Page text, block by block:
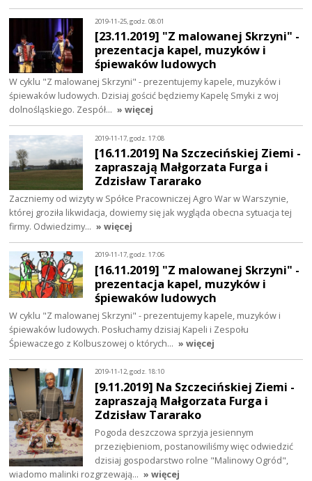
2019-11-25, godz. 08:01
[23.11.2019] "Z malowanej Skrzyni" -
prezentacja kapel, muzyków i
śpiewaków ludowych
W cyklu "Z malowanej Skrzyni" - prezentujemy kapele, muzyków i
śpiewaków ludowych. Dzisiaj gościć będziemy Kapelę Smyki z woj
dolnośląskiego. Zespół… » więcej
2019-11-17, godz. 17:08
[16.11.2019] Na Szczecińskiej Ziemi -
zapraszają Małgorzata Furga i
Zdzisław Tararako
Zaczniemy od wizyty w Spółce Pracowniczej Agro War w Warszynie,
której groziła likwidacja, dowiemy się jak wygląda obecna sytuacja tej
firmy. Odwiedzimy… » więcej
2019-11-17, godz. 17:06
[16.11.2019] "Z malowanej Skrzyni" -
prezentacja kapel, muzyków i
śpiewaków ludowych
W cyklu "Z malowanej Skrzyni" - prezentujemy kapele, muzyków i
śpiewaków ludowych. Posłuchamy dzisiaj Kapeli i Zespołu
Śpiewaczego z Kolbuszowej o których… » więcej
2019-11-12, godz. 18:10
[9.11.2019] Na Szczecińskiej Ziemi -
zapraszają Małgorzata Furga i
Zdzisław Tararako
Pogoda deszczowa sprzyja jesiennym
przeziębieniom, postanowiliśmy więc odwiedzić
dzisiaj gospodarstwo rolne "Malinowy Ogród",
wiadomo malinki rozgrzewają… » więcej